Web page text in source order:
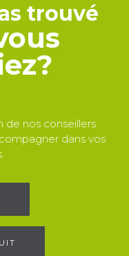
trouvé
de nos conseillers
dans vos